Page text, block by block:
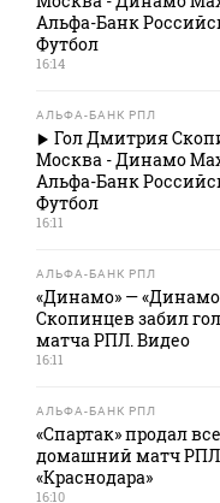
Альфа-Банк
Футбол
16:14
АЛЬФА-БАНК РПЛ
Гол Дмитрия
Москва - Динамо
Альфа-Банк
Футбол
16:11
АЛЬФА-БАНК РПЛ
«Динамо» —
Скопинцев забил
матча РПЛ. Видео
16:11
АЛЬФА-БАНК РПЛ
«Спартак» продал
домашний матч РПЛ
«Краснодара»
16:10